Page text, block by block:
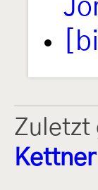
Zuletzt
Kettner